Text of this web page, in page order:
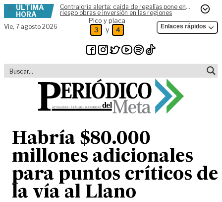
Skip to content
ÚLTIMA
HORA
Contraloría alerta: caída de regalías pone en
riesgo obras e inversión en las regiones
Vie, 7 agosto 2026
Pico y placa
3 y 4 Enlaces rápidos
Habría $80.000
millones adicionales
para puntos críticos de
la vía al Llano